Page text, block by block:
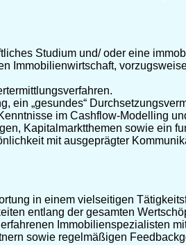
Studium und/ oder eine
Immobilienwirtschaft,
ein „gesundes“
im Cashflow-Modelling
Kapitalmarktthemen sowie ein
mit ausgeprägter
in einem vielseitigen
entlang der gesamten
Immobilienspezialisten
sowie regelmäßigen